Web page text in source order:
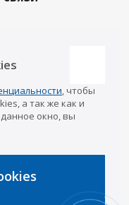
info@a-pricep.ru
, чтобы
а так же как и
окно, вы